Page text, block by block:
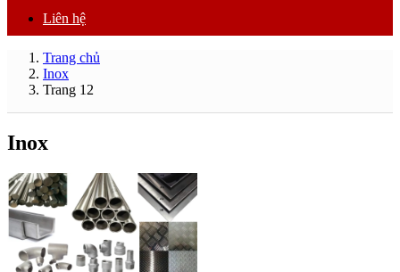
Liên hệ
Trang chủ
Inox
Trang 12
Inox